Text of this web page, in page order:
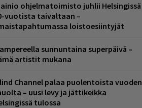
ohjelmatoimisto juhlii Helsingissä
vuotista taivaltaan –
loistoesiintyjät
sunnuntaina superpäivä –
artistit mukana
Channel palaa puolentoista vuoden
– uusi levy ja jättikeikka
tulossa